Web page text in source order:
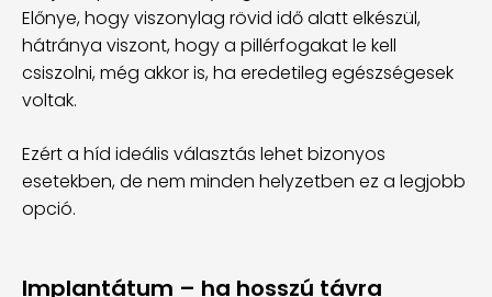
Előnye, hogy viszonylag rövid idő alatt elkészül,
hátránya viszont, hogy a pillérfogakat le kell
csiszolni, még akkor is, ha eredetileg egészségesek
voltak.
Ezért a híd ideális választás lehet bizonyos
esetekben, de nem minden helyzetben ez a legjobb
opció.
Implantátum – ha hosszú távra